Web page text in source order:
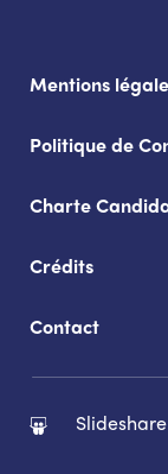
Mentions
Politique de
Charte
Crédits
Contact
Slideshare